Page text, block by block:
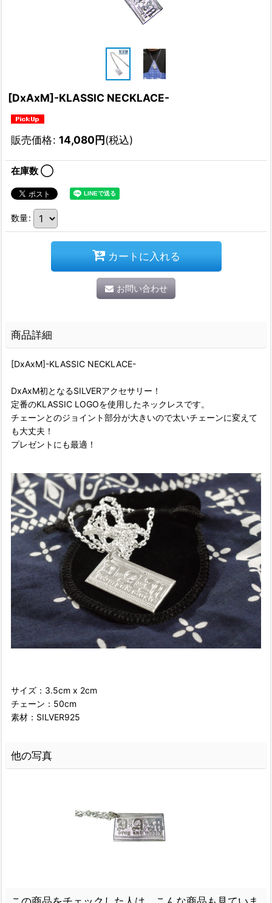
[DxAxM]-KLASSIC NECKLACE-
販売価格: 14,080円(税込)
在庫数 ◯
数量:
カートに入れる
お問い合わせ
商品詳細
[DxAxM]-KLASSIC NECKLACE-
DxAxM初となるSILVERアクセサリー！
定番のKLASSIC LOGOを使用したネックレスです。
チェーンとのジョイント部分が大きいので太いチェーンに変えて
も大丈夫！
プレゼントにも最適！
サイズ：3.5cm x 2cm
チェーン：50cm
素材：SILVER925
他の写真